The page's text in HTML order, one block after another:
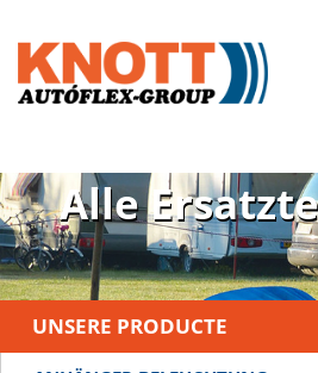
Es gibt
Alle
UNSERE PRODUCTE